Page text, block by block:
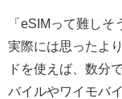
「eSIMって難しそ
実際には思ったよ
ドを使えば、数分
バイルやワイモバ